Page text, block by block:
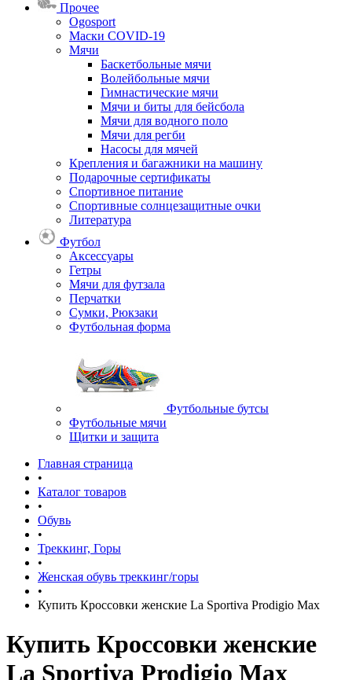
Прочее
Ogosport
Маски COVID-19
Мячи
Баскетбольные мячи
Волейбольные мячи
Гимнастические мячи
Мячи и биты для бейсбола
Мячи для водного поло
Мячи для регби
Насосы для мячей
Крепления и багажники на машину
Подарочные сертификаты
Спортивное питание
Спортивные солнцезащитные очки
Литература
Футбол
Аксессуары
Гетры
Мячи для футзала
Перчатки
Сумки, Рюкзаки
Футбольная форма
Футбольные бутсы
Футбольные мячи
Щитки и защита
Главная страница
•
Каталог товаров
•
Обувь
•
Треккинг, Горы
•
Женская обувь треккинг/горы
•
Купить Кроссовки женские La Sportiva Prodigio Max
Купить Кроссовки женские
La Sportiva Prodigio Max